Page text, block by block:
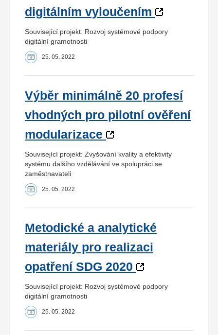
digitálním vyloučením
Související projekt: Rozvoj systémové podpory
digitální gramotnosti
25. 05. 2022
Výběr minimálně 20 profesí
vhodných pro pilotní ověření
modularizace
Související projekt: Zvyšování kvality a efektivity
systému dalšího vzdělávání ve spolupráci se
zaměstnavateli
25. 05. 2022
Metodické a analytické
materiály pro realizaci
opatření SDG 2020
Související projekt: Rozvoj systémové podpory
digitální gramotnosti
25. 05. 2022